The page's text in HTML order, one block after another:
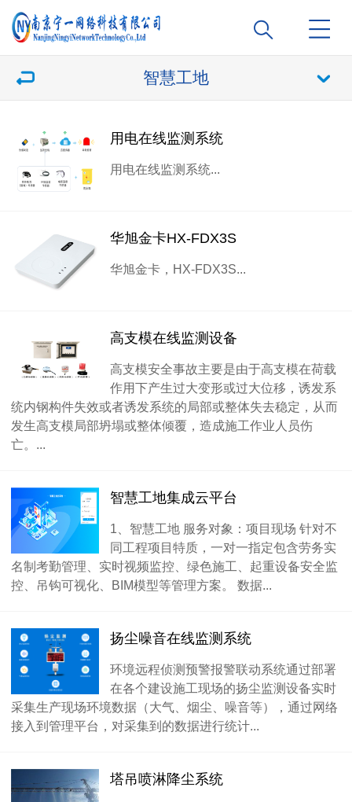
智慧工地
用电在线监测系统
用电在线监测系统...
华旭金卡HX-FDX3S
华旭金卡，HX-FDX3S...
高支模在线监测设备
高支模安全事故主要是由于高支模在荷载
作用下产生过大变形或过大位移，诱发系
统内钢构件失效或者诱发系统的局部或整体失去稳定，从而
发生高支模局部坍塌或整体倾覆，造成施工作业人员伤
亡。...
智慧工地集成云平台
1、智慧工地 服务对象：项目现场 针对不
同工程项目特质，一对一指定包含劳务实
名制考勤管理、实时视频监控、绿色施工、起重设备安全监
控、吊钩可视化、BIM模型等管理方案。 数据...
扬尘噪音在线监测系统
环境远程侦测预警报警联动系统通过部署
在各个建设施工现场的扬尘监测设备实时
采集生产现场环境数据（大气、烟尘、噪音等），通过网络
接入到管理平台，对采集到的数据进行统计...
塔吊喷淋降尘系统